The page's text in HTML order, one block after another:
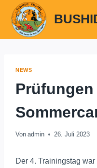
Inhalt
springen
NEWS
Prüfungen
Von admin 26. Juli 2023
Der 4. Trainingstag